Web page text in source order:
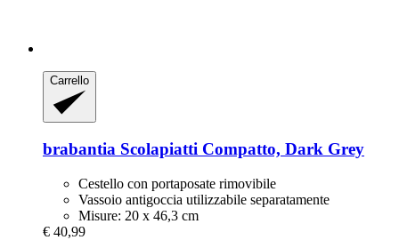
Carrello
brabantia Scolapiatti Compatto, Dark Grey
Cestello con portaposate rimovibile
Vassoio antigoccia utilizzabile separatamente
Misure: 20 x 46,3 cm
€ 40,99